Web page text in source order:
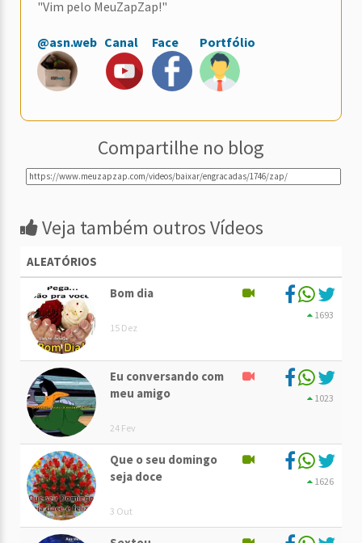
"Vim pelo MeuZapZap!"
@asn.web Canal Face Portfólio
Compartilhe no blog
Veja também outros Vídeos
ALEATÓRIOS
Bom dia
15 Dez
1693
Eu conversando com
meu amigo
24 Fev
1023
Que o seu domingo
seja doce
3 Out
1626